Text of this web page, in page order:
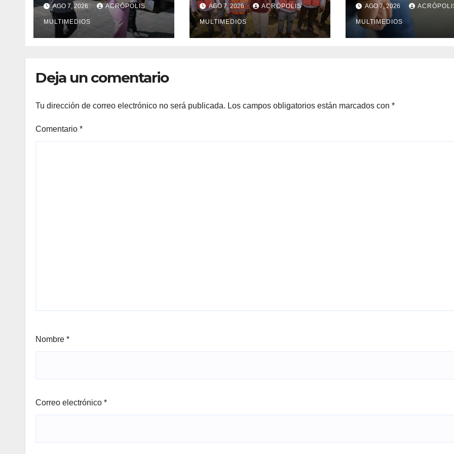
Sureste
AGO 7, 2026 ACRÓPOLIS
MULTIMEDIOS
solución para
ingenio en crisis
AGO 7, 2026 ACRÓPOLIS
MULTIMEDIOS
hidrocarburo
AGO 7, 2026
MULTIMEDIOS
Deja un comentario
Tu dirección de correo electrónico no será publicada. Los campos obligatorios están marcados con *
Comentario *
Nombre *
Correo electrónico *